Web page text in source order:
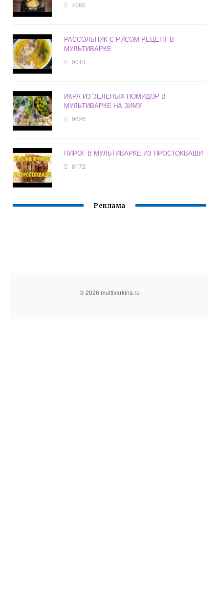
4085
РАССОЛЬНИК С РИСОМ РЕЦЕПТ В
МУЛЬТИВАРКЕ
9010
ИКРА ИЗ ЗЕЛЕНЫХ ПОМИДОР В
МУЛЬТИВАРКЕ НА ЗИМУ
9626
ПИРОГ В МУЛЬТИВАРКЕ ИЗ ПРОСТОКВАШИ
8172
Реклама
© 2026 multivarkina.ru